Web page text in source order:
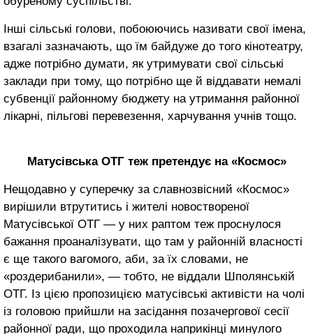
Інші сільські голови, побоюючись називати свої імена,
взагалі зазначають, що їм байдуже до того кінотеатру,
адже потрібно думати, як утримувати свої сільські
заклади при тому, що потрібно ще й віддавати немалі
субвенції районному бюджету на утримання районної
лікарні, пільгові перевезення, харчування учнів тощо.
Матусівська ОТГ теж претендує на «Космос»
Нещодавно у суперечку за славнозвісний «Космос»
вирішили втрутитись і жителі новоствореної
Матусівської ОТГ — у них раптом теж проснулося
бажання проаналізувати, що там у районній власності
є ще такого вагомого, аби, за їх словами, не
«роздерибанили», — тобто, не віддали Шполянській
ОТГ. Із цією пропозицією матусівські активісти на чолі
із головою прийшли на засідання позачергової сесії
районної ради, що проходила наприкінці минулого